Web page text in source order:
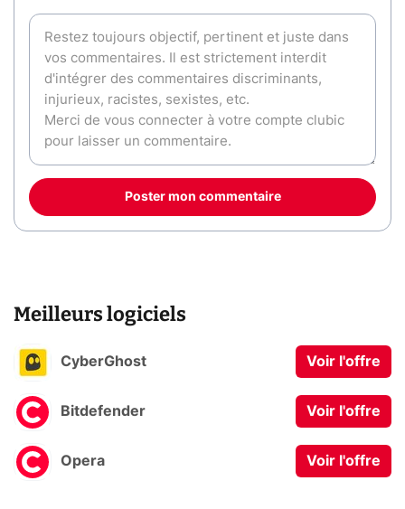
Poster mon commentaire
Meilleurs logiciels
CyberGhost Voir l'offre
Bitdefender Voir l'offre
Opera Voir l'offre